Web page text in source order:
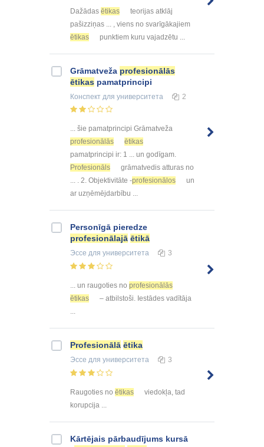
Dažādas ētikas
teorijas atklāj
pašizziņas ... , viens no svarīgākajiem
ētikas
punktiem kuru vajadzētu ...
Grāmatveža profesionālās
ētikas pamatprincipi
Конспект для университета 2
... šie pamatprincipi Grāmatveža
profesionālās
ētikas
pamatprincipi ir: 1 ... un godīgam.
Profesionāls
grāmatvedis atturas no
... . 2. Objektivitāte -profesionālos
un
ar uzņēmējdarbību ...
Personīgā pieredze
profesionālajā ētikā
Эссе для университета 3
... un raugoties no profesionālās
ētikas
– atbilstoši. Iestādes vadītāja
...
Profesionālā ētika
Эссе для университета 3
Raugoties no ētikas
viedokļa, tad
korupcija ...
Kārtējais pārbaudījums kursā